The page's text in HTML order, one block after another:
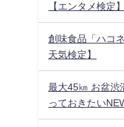
【エンタメ検定】
創味食品「ハコ
天気検定】
最大45㎞ お盆渋
っておきたい